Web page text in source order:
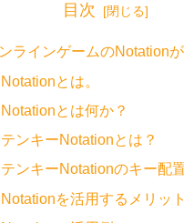
目次
ラインゲームのNotationが
Notationとは。
Notationとは何か？
テンキーNotationとは？
テンキーNotationのキー配
Notationを活用するメリット